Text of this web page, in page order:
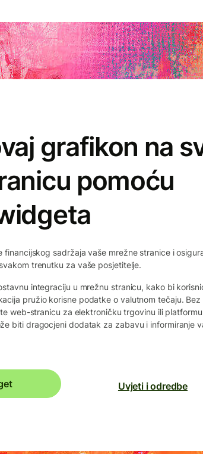
grafikon na
pomoću
financijskog sadržaja vaše mrežne stranice i
trenutku za vaše posjetitelje.
integraciju u mrežnu stranicu, kako bi
pružio korisne podatke o valutnom tečaju. Bez
web-stranicu za elektroničku trgovinu ili
biti dragocjeni dodatak za zabavu i informiranje
Uvjeti i odredbe